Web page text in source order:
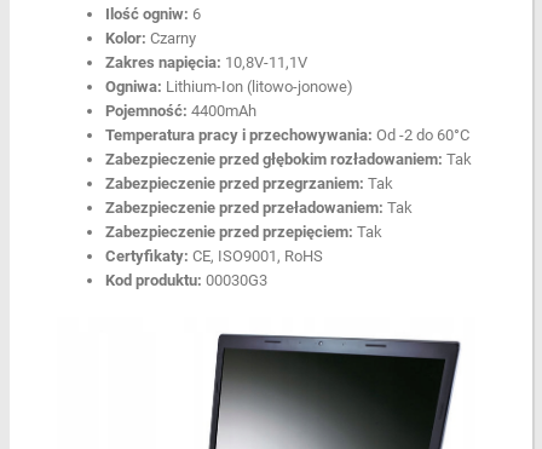
Ilość ogniw: 6
Kolor: Czarny
Zakres napięcia: 10,8V-11,1V
Ogniwa: Lithium-Ion (litowo-jonowe)
Pojemność: 4400mAh
Temperatura pracy i przechowywania: Od -2 do 60°C
Zabezpieczenie przed głębokim rozładowaniem: Tak
Zabezpieczenie przed przegrzaniem: Tak
Zabezpieczenie przed przeładowaniem: Tak
Zabezpieczenie przed przepięciem: Tak
Certyfikaty: CE, ISO9001, RoHS
Kod produktu: 00030G3